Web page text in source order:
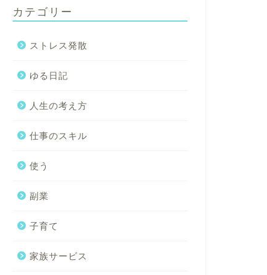
カテゴリー
ストレス発散
ゆる日記
人生の考え方
仕事のスキル
使う
副業
子育て
家族サービス